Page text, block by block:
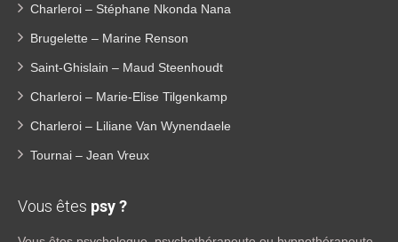
Charleroi – Stéphane Nkonda Nana
Brugelette – Marine Renson
Saint-Ghislain – Maud Steenhoudt
Charleroi – Marie-Elise Tilgenkamp
Charleroi – Liliane Van Wynendaele
Tournai – Jean Vreux
Vous êtes psy ?